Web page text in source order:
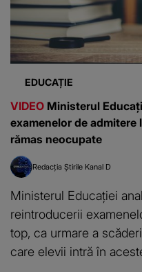
EDUCAȚIE
VIDEO Ministerul
examenelor de
rămas neocupate
Redacția Știrile Kanal D
Ministerul Educației
reintroducerii
top, ca urmare a
care elevii intră în